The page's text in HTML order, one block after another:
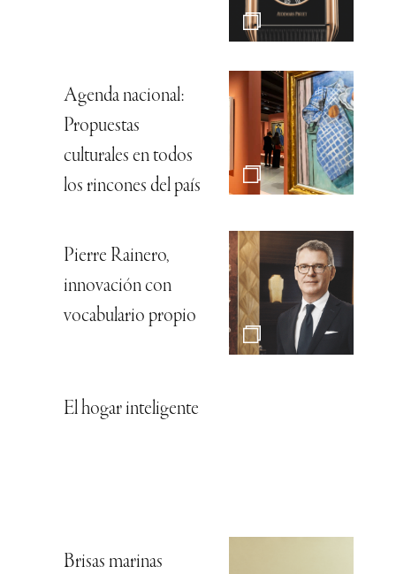
Agenda nacional:
Propuestas
culturales en todos
los rincones del país
Pierre Rainero,
innovación con
vocabulario propio
El hogar inteligente
Brisas marinas